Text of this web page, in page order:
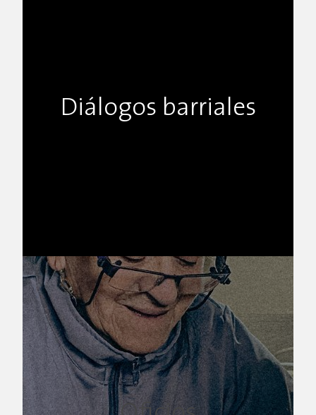
Diálogos barriales